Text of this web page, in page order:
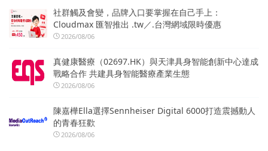
社群觸及會變，品牌入口要掌握在自己手上：
Cloudmax 匯智推出 .tw／.台灣網域限時優惠
2026/08/06
真健康醫療（02697.HK）與天津具身智能創新中心達成
戰略合作 共建具身智能醫療產業生態
2026/08/06
陳嘉樺Ella選擇Sennheiser Digital 6000打造震撼動人
的青春狂歡
2026/08/06